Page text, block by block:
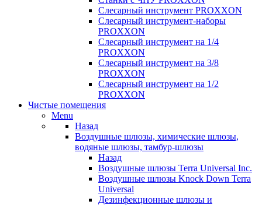
Слесарный инструмент PROXXON
Слесарный инструмент-наборы
PROXXON
Слесарный инструмент на 1/4
PROXXON
Слесарный инструмент на 3/8
PROXXON
Слесарный инструмент на 1/2
PROXXON
Чистые помещения
Menu
Назад
Воздушные шлюзы, химические шлюзы,
водяные шлюзы, тамбур-шлюзы
Назад
Воздушные шлюзы Terra Universal Inc.
Воздушные шлюзы Knock Down Terra
Universal
Дезинфекционные шлюзы и